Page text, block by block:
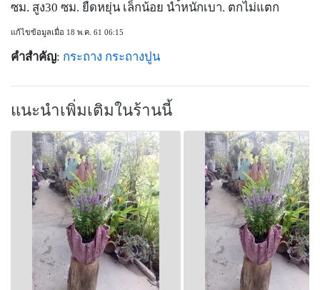
ซม. สูง30 ซม. ยืดหยุ่น เล็กน้อย นำ้หนักเบา. ตกไม่แตก
แก้ไขข้อมูลเมื่อ 18 พ.ค. 61 06:15
คำสำคัญ: กระถาง กระถางปูน
แนะนำเพิ่มเติมในร้านนี้